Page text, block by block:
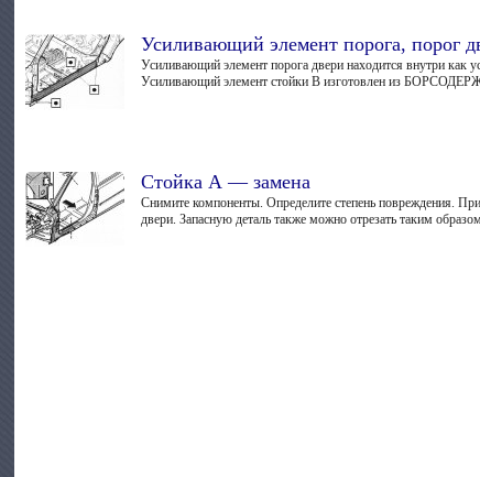
Усиливающий элемент порога, порог
Усиливающий элемент порога двери находится внутри
Усиливающий элемент стойки В изготовлен из
Стойка А — замена
Снимите компоненты. Определите степень повреждения.
двери. Запасную деталь также можно отрезать таким